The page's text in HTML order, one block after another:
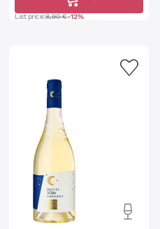
List price:8,90 €-12%